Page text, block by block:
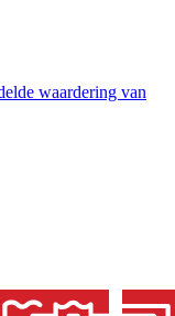
waardering van